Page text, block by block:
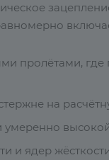
пролётами, где
на
и ядер